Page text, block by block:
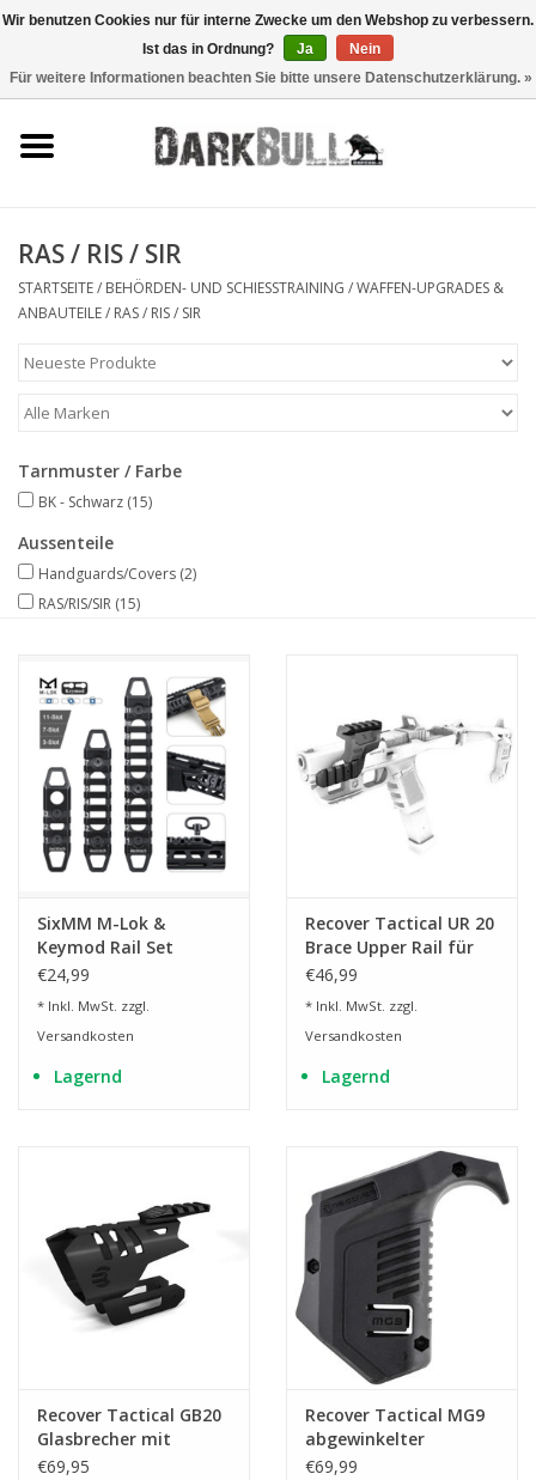
Schiesstraining
taktische Ausrüstung
Blog
Marken
RAS / RIS / SIR
STARTSEITE/ BEHÖRDEN- UND SCHIESSTRAINING /WAFFEN-UPGRADES &
ANBAUTEILE/ RAS / RIS / SIR
Tarnmuster / Farbe
BK - Schwarz (15)
Aussenteile
Handguards/Covers (2)
RAS/RIS/SIR (15)
SixMM M-Lok &
Keymod Rail Set
Metall 3/7/11 Slots
€24,99
* Inkl. MwSt. zzgl.
Versandkosten
Lagernd
Recover Tactical UR 20
Brace Upper Rail für
20/20 Stabilizer
€46,99
* Inkl. MwSt. zzgl.
Versandkosten
Lagernd
Recover Tactical GB20
Glasbrecher mit
Optikhalterung
€69,95
Recover Tactical MG9
abgewinkelter
Magazinpouch für
€69,99
Wir benutzen Cookies nur für interne Zwecke um den Webshop zu verbessern.
Ist das in Ordnung?
Ja
Nein
Für weitere Informationen beachten Sie bitte unsere Datenschutzerklärung. »